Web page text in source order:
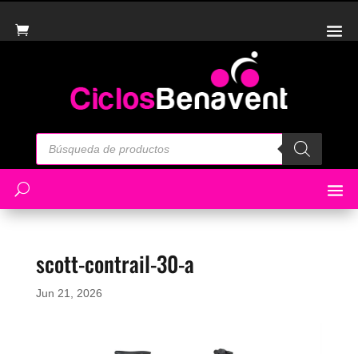
Búsqueda
de
scott-contrail-30-a
Jun 21, 2026